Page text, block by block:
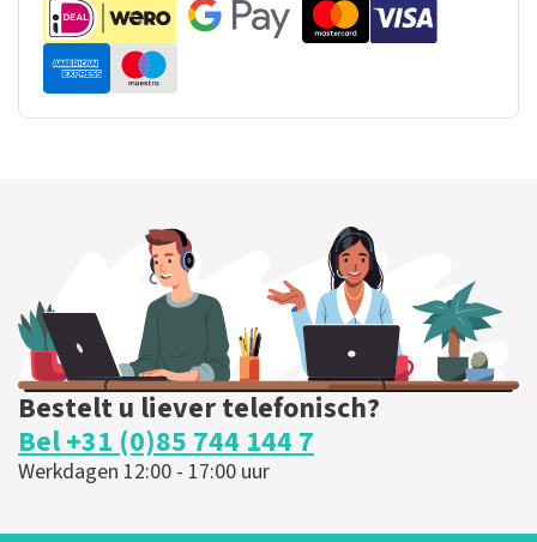
Bestelt u liever telefonisch?
Bel +31 (0)85 744 144 7
Werkdagen 12:00 - 17:00 uur